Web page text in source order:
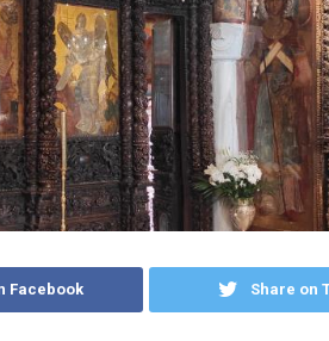
Facebook Share on